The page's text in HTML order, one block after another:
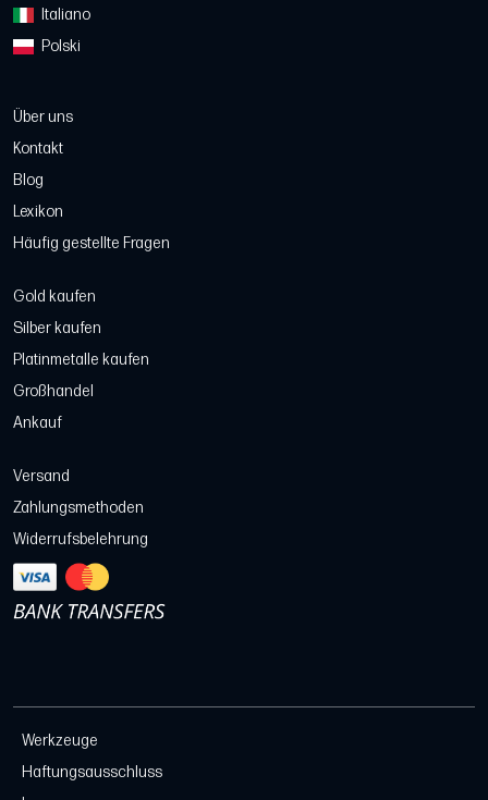
Italiano
Polski
Über uns
Kontakt
Blog
Lexikon
Häufig gestellte Fragen
Gold kaufen
Silber kaufen
Platinmetalle kaufen
Großhandel
Ankauf
Versand
Zahlungsmethoden
Widerrufsbelehrung
Werkzeuge
Haftungsausschluss